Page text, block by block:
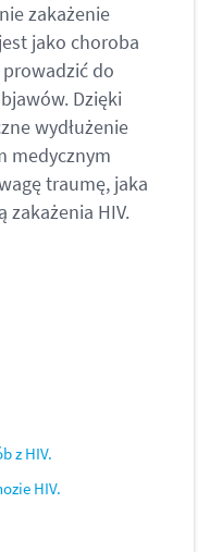
zakażenie
jako choroba
do
Dzięki
wydłużenie
medycznym
traumę, jaka
zakażenia HIV.
z HIV.
HIV.